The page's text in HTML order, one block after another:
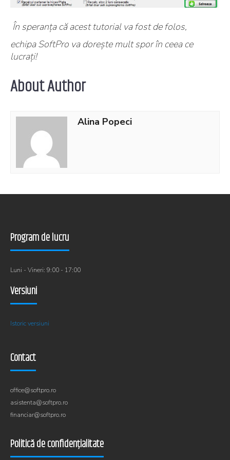
În speranța că acest tutorial va fost de folos,
echipa SoftPro va dorește mult spor în ceea ce
lucrați!
About Author
Alina Popeci
Program de lucru
Luni - Vineri: 9:00 - 17:00
Versiuni
Istoric versiuni
Contact
office@softpro.ro
asistenta@softpro.ro
financiar@softpro.ro
Politică de confidențialitate